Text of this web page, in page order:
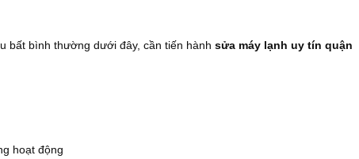
bất bình thường dưới đây, cần tiến hành sửa máy lạnh uy tín quận
hoạt động